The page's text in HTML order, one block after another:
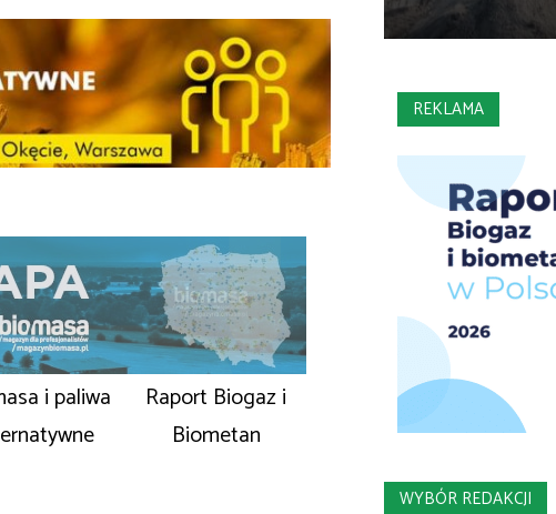
i paliwa
Raport Biogaz i
Biometan
REKLAMA
WYBÓR REDAKCJI